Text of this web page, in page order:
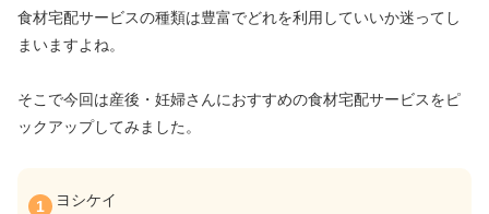
食材宅配サービスの種類は豊富でどれを利用していいか迷ってし
まいますよね。
そこで今回は産後・妊婦さんにおすすめの食材宅配サービスをピ
ックアップしてみました。
ヨシケイ